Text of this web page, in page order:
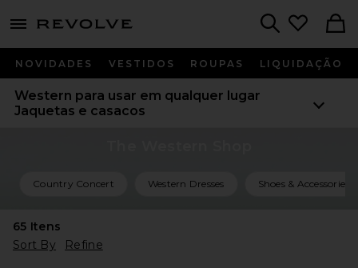
menu - shows more content
NOVIDADES VESTIDOS ROUPAS LIQUIDAÇÃO
Western para usar em qualquer lugar
Jaquetas e casacos
Country Concert Western Dresses Shoes & Accessories
65 Itens
Sort By
Refine